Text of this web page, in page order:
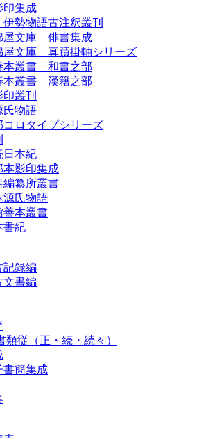
印集成
勢物語古注釈叢刊
屋文庫 俳書集成
屋文庫 真蹟掛軸シリーズ
本叢書 和書之部
本叢書 漢籍之部
叢刊
氏物語
コロタイプシリーズ
日本紀
本影印集成
編纂所叢書
源氏物語
善本叢書
紀
録編
書編
類従（正・続・続々）
書簡集成